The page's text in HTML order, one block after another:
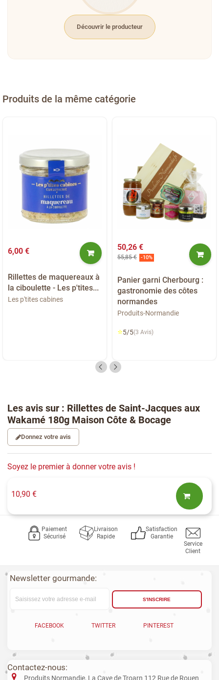
Découvrir le producteur
Produits de la même catégorie
6,00 €
Rillettes de maquereaux à
la ciboulette - Les p'tites...
Les p'tites cabines
50,26 €
55,85 € -10%
Panier garni Cherbourg :
gastronomie des côtes
normandes
Produits-Normandie
⭐5/5(3 Avis)
Les avis sur : Rillettes de Saint-Jacques aux
Wakamé 180g Maison Côte & Bocage
Donnez votre avis
Soyez le premier à donner votre avis !
10,90 €
Paiement
Sécurisé
Livraison
Rapide
Satisfaction
Garantie
Service
Client
Newsletter gourmande:
S'INSCRIRE
FACEBOOK TWITTER PINTEREST
Contactez-nous:
Produits Normandie, La Cave de Troarn 112 Rue de Rouen